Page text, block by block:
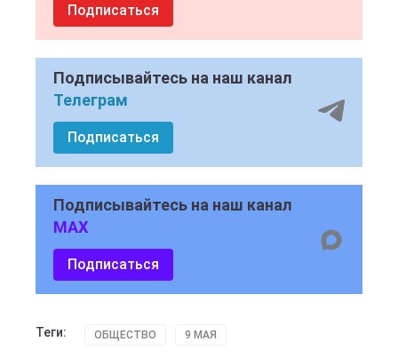
Подписаться
Подписывайтесь на наш канал
Телеграм
Подписаться
Подписывайтесь на наш канал
MAX
Подписаться
Теги: ОБЩЕСТВО 9 МАЯ